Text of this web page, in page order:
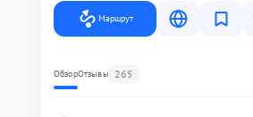
Маршрут
ОбзорОтзывы 265